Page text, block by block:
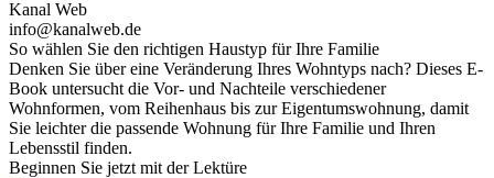
Kanal Web
info@kanalweb.de
So wählen Sie den richtigen Haustyp für Ihre Familie
Denken Sie über eine Veränderung Ihres Wohntyps nach? Dieses E-
Book untersucht die Vor- und Nachteile verschiedener
Wohnformen, vom Reihenhaus bis zur Eigentumswohnung, damit
Sie leichter die passende Wohnung für Ihre Familie und Ihren
Lebensstil finden.
Beginnen Sie jetzt mit der Lektüre